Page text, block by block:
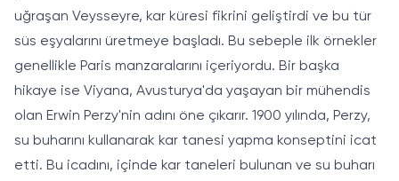
uğraşan Veysseyre, kar küresi fikrini geliştirdi ve bu tür
süs eşyalarını üretmeye başladı. Bu sebeple ilk örnekler
genellikle Paris manzaralarını içeriyordu. Bir başka
hikaye ise Viyana, Avusturya'da yaşayan bir mühendis
olan Erwin Perzy'nin adını öne çıkarır. 1900 yılında, Perzy,
su buharını kullanarak kar tanesi yapma konseptini icat
etti. Bu icadını, içinde kar taneleri bulunan ve su buharı